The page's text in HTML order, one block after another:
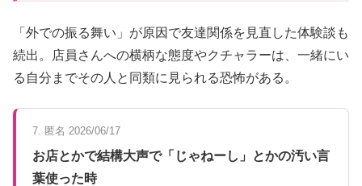
「外での振る舞い」が原因で友達関係を見直した体験談も
続出。店員さんへの横柄な態度やクチャラーは、一緒にい
る自分までその人と同類に見られる恐怖がある。
7. 匿名 2026/06/17
お店とかで結構大声で「じゃねーし」とかの汚い言
葉使った時